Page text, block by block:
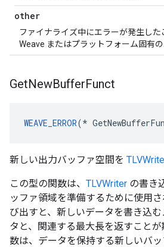
other
ファイナライズ中にエラーが発生し
Weave またはプラットフォーム固有の
GetNewBufferFunct
WEAVE_ERROR(*
新しい出力バッファ空間を
この型の関数は、 TLVWriter の書き
ッファ領域を準備するために使用
び出すと、新しいデータを書き込
タと、関連する最大長を返すこと
数は、データを保持する新しいバッ